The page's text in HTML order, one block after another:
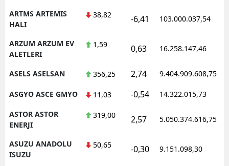
ARTMS ARTEMIS
HALI
38,82 -6,41 103.000.037,54
ARZUM ARZUM EV
ALETLERI
1,59 0,63 16.258.147,46
ASELS ASELSAN 356,25 2,74 9.404.909.608,75
ASGYO ASCE GMYO 11,03 -0,54 14.322.015,73
ASTOR ASTOR
ENERJI
319,00 2,57 5.050.374.616,75
ASUZU ANADOLU
ISUZU
50,65 -0,30 9.151.098,30